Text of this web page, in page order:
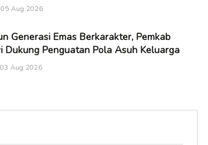
Aug 2026
Generasi Emas Berkarakter, Pemkab
Dukung Penguatan Pola Asuh Keluarga
Aug 2026